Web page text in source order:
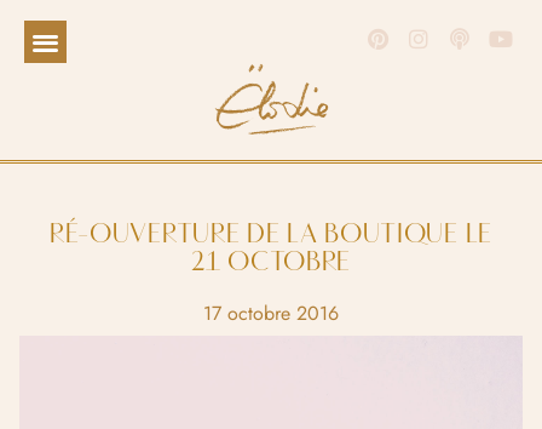
RÉ-OUVERTURE DE LA BOUTIQUE LE
21 OCTOBRE
17 octobre 2016